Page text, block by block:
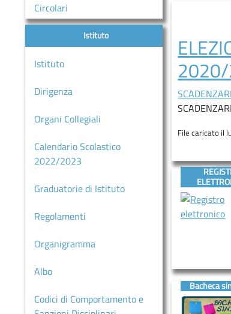
Scuola
Infanzia
VIA
SCUOLA
PRIMARIA
CIMAROSA
PRIMARIA
CALVINO
SCUOLA
Circolari
Istituto
Istituto
Dirigenza
Organi Collegiali
Calendario Scolastico
2022/2023
Graduatorie di Istituto
Regolamenti
Organigramma
Albo
Codici di Comportamento e
File caricato il
Bacheca